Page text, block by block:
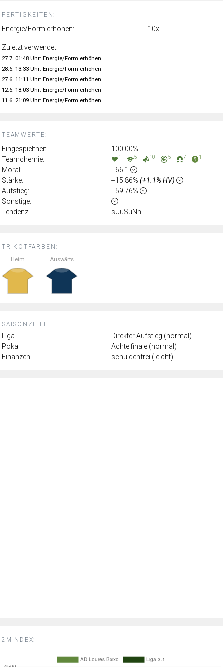
TRIKOTFARBEN:
Heim Auswärts
SAISONZIELE:
Liga
Direkter Aufstieg (normal)
Pokal
Achtelfinale (normal)
Finanzen
schuldenfrei (leicht)
2MINDEX:
TEAMWERTE:
Eingespieltheit:
100.00%
Teamchemie:
1 5 10 5 7 1
Moral:
+66.1
Stärke:
+15.86% (+1.1% HV)
Aufstieg:
+59.76%
Sonstige:
Tendenz:
sUuSuNn
FERTIGKEITEN:
Energie/Form erhöhen: 10x
Zuletzt verwendet:
27.7. 01:48 Uhr: Energie/Form erhöhen
28.6. 13:33 Uhr: Energie/Form erhöhen
27.6. 11:11 Uhr: Energie/Form erhöhen
12.6. 18:03 Uhr: Energie/Form erhöhen
11.6. 21:09 Uhr: Energie/Form erhöhen